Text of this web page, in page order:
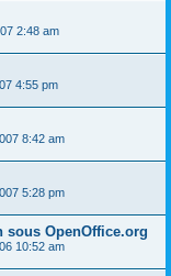
2:48 am
4:55 pm
8:42 am
5:28 pm
OpenOffice.org
10:52 am